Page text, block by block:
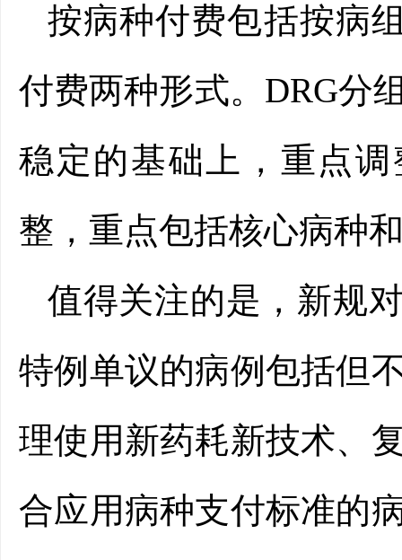
按病种付费包括按病
付费两种形式。DRG分
稳定的基础上，重点
整，重点包括核心病种
值得关注的是，新规
特例单议的病例包括但
理使用新药耗新技术、
合应用病种支付标准的